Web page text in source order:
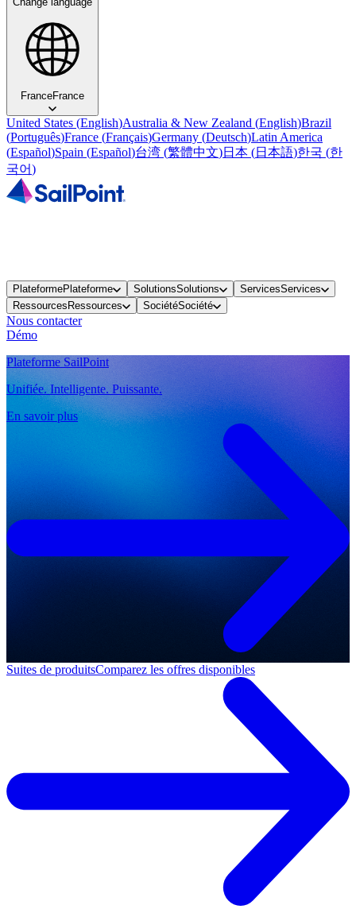
FranceFrance
United States (English)Australia & New Zealand (English)Brazil
(Português)France (Français)Germany (Deutsch)Latin America
(Español)Spain (Español)台湾 (繁體中文)日本 (日本語)한국 (한
국어)
PlateformePlateforme SolutionsSolutions ServicesServices
Ressources Ressources SociétéSociété
Nous contacter
Démo
Plateforme SailPoint
Unifiée. Intelligente. Puissante.
En savoir plus
Suites de produitsComparez les offres disponibles